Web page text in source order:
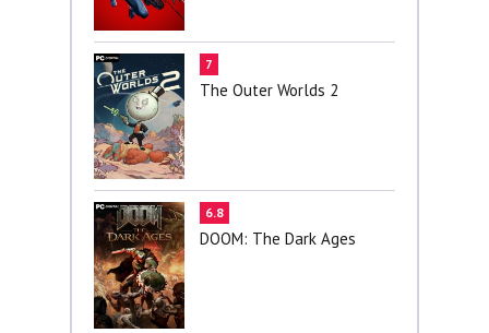
7
The Outer Worlds 2
6.8
DOOM: The Dark Ages